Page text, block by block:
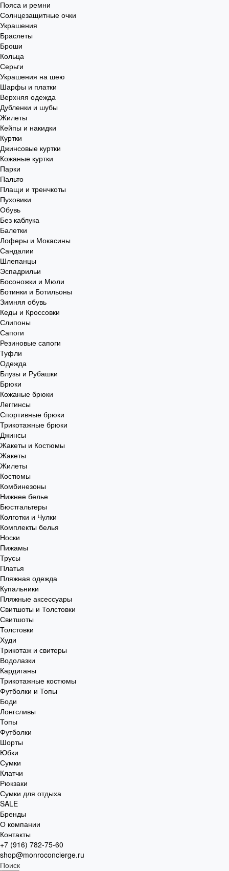
Пояса и ремни
Солнцезащитные очки
Украшения
Браслеты
Броши
Кольца
Серьги
Украшения на шею
Шарфы и платки
Верхняя одежда
Дубленки и шубы
Жилеты
Кейпы и накидки
Куртки
Джинсовые куртки
Кожаные куртки
Парки
Пальто
Плащи и тренчкоты
Пуховики
Обувь
Без каблука
Балетки
Лоферы и Мокасины
Сандалии
Шлепанцы
Эспадрильи
Босоножки и Мюли
Ботинки и Ботильоны
Зимняя обувь
Кеды и Кроссовки
Слипоны
Сапоги
Резиновые сапоги
Туфли
Одежда
Блузы и Рубашки
Брюки
Кожаные брюки
Леггинсы
Спортивные брюки
Трикотажные брюки
Джинсы
Жакеты и Костюмы
Жакеты
Жилеты
Костюмы
Комбинезоны
Нижнее белье
Бюстгальтеры
Колготки и Чулки
Комплекты белья
Носки
Пижамы
Трусы
Платья
Пляжная одежда
Купальники
Пляжные аксессуары
Свитшоты и Толстовки
Свитшоты
Толстовки
Худи
Трикотаж и свитеры
Водолазки
Кардиганы
Трикотажные костюмы
Футболки и Топы
Боди
Лонгсливы
Топы
Футболки
Шорты
Юбки
Сумки
Клатчи
Рюкзаки
Сумки для отдыха
SALE
Бренды
О компании
Контакты
+7 (916) 782-75-60
shop@monroconcierge.ru
Поиск